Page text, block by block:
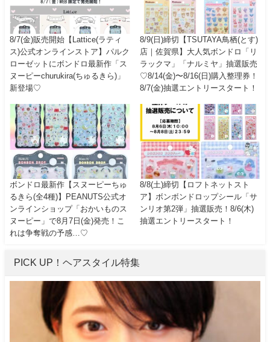
8/7(金)販売開始【Lattice(ラティ
ス)公式オンラインストア】パルク
ローゼットにボンドロ最新作「ス
ヌーピーchurukira(ちゅるきら)」
新登場♡
8/9(日)締切【TSUTAYA鳥栖(とす)
店｜佐賀県】大人気ボンドロ「リ
ラックマ」「ナルミヤ」抽選販売
♡8/14(金)〜8/16(日)購入整理券！
8/7(金)抽選エントリースタート！
ボンドロ最新作【スヌーピーちゅ
るきら(全4種)】PEANUTS公式オ
ンラインショップ「おかいものス
ヌーピー」で8月7日(金)発売！こ
れは争奪戦の予感…♡
8/8(土)締切【ロフトネットスト
ア】ボンボンドロップシール「サ
ンリオ第2弾」抽選販売！8/6(木)
抽選エントリースタート！
PICK UP！ヘアスタイル特集